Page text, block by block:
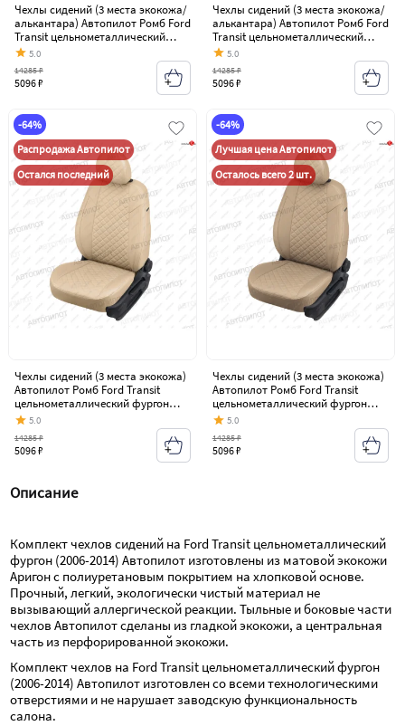
Чехлы сидений (3 места экокожа/
алькантара) Автопилот Ромб Ford
Transit цельнометаллический
фургон (2006-2014)
5.0
5096 ₽
14285 ₽
Чехлы сидений (3 места экокожа/
алькантара) Автопилот Ромб Ford
Transit цельнометаллический
фургон (2006-2014)
5.0
5096 ₽
14285 ₽
-64%
Распродажа Автопилот
Остался последний
Чехлы сидений (3 места экокожа)
Автопилот Ромб Ford Transit
цельнометаллический фургон
(2006-2014)
5.0
5096 ₽
14285 ₽
-64%
Лучшая цена Автопилот
Осталось всего 2 шт.
Чехлы сидений (3 места экокожа)
Автопилот Ромб Ford Transit
цельнометаллический фургон
(2006-2014)
5.0
5096 ₽
14285 ₽
Описание
Комплект чехлов сидений на Ford Transit цельнометаллический
фургон (2006-2014) Автопилот изготовлены из матовой экокожи
Аригон с полиуретановым покрытием на хлопковой основе.
Прочный, легкий, экологически чистый материал не
вызывающий аллергической реакции. Тыльные и боковые части
чехлов Автопилот сделаны из гладкой экокожи, а центральная
часть из перфорированной экокожи.
Комплект чехлов на Ford Transit цельнометаллический фургон
(2006-2014) Автопилот изготовлен со всеми технологическими
отверстиями и не нарушает заводскую функциональность
салона.